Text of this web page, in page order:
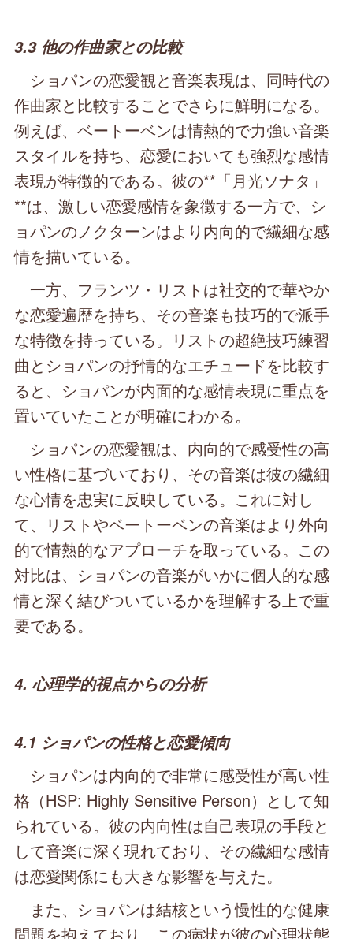
3.3 他の作曲家との比較
ショパンの恋愛観と音楽表現は、同時代の
作曲家と比較することでさらに鮮明になる。
例えば、ベートーベンは情熱的で力強い音楽
スタイルを持ち、恋愛においても強烈な感情
表現が特徴的である。彼の**「月光ソナタ」
**は、激しい恋愛感情を象徴する一方で、シ
ョパンのノクターンはより内向的で繊細な感
情を描いている。
一方、フランツ・リストは社交的で華やか
な恋愛遍歴を持ち、その音楽も技巧的で派手
な特徴を持っている。リストの超絶技巧練習
曲とショパンの抒情的なエチュードを比較す
ると、ショパンが内面的な感情表現に重点を
置いていたことが明確にわかる。
ショパンの恋愛観は、内向的で感受性の高
い性格に基づいており、その音楽は彼の繊細
な心情を忠実に反映している。これに対し
て、リストやベートーベンの音楽はより外向
的で情熱的なアプローチを取っている。この
対比は、ショパンの音楽がいかに個人的な感
情と深く結びついているかを理解する上で重
要である。
4. 心理学的視点からの分析
4.1 ショパンの性格と恋愛傾向
ショパンは内向的で非常に感受性が高い性
格（HSP: Highly Sensitive Person）として知
られている。彼の内向性は自己表現の手段と
して音楽に深く現れており、その繊細な感情
は恋愛関係にも大きな影響を与えた。
また、ショパンは結核という慢性的な健康
問題を抱えており、この病状が彼の心理状態